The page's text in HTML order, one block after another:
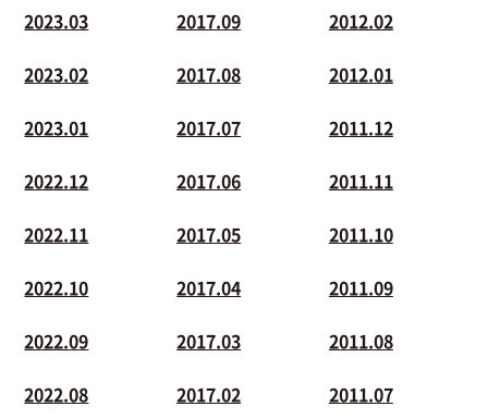
2023.03
2023.02
2023.01
2022.12
2022.11
2022.10
2022.09
2022.08
2017.09
2017.08
2017.07
2017.06
2017.05
2017.04
2017.03
2017.02
2012.02
2012.01
2011.12
2011.11
2011.10
2011.09
2011.08
2011.07